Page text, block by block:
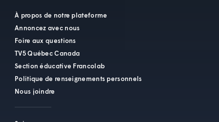
À propos de notre plateforme
Annoncez avec nous
Foire aux questions
TV5 Québec Canada
Section éducative Francolab
Politique de renseignements personnels
Nous joindre